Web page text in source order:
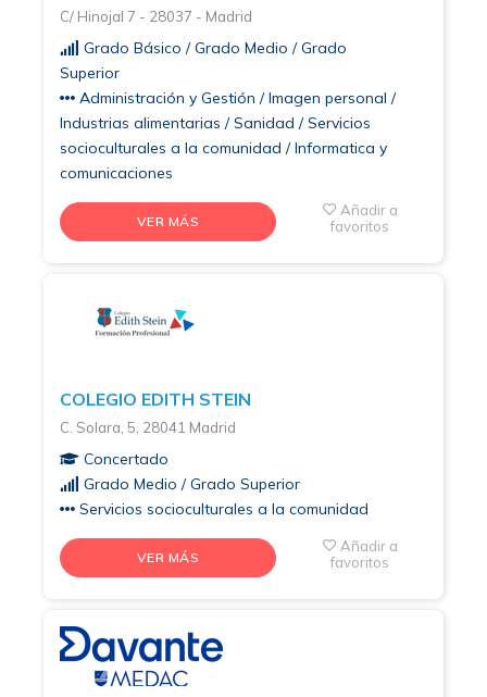
C/ Hinojal 7 - 28037 - Madrid
Grado Básico / Grado Medio / Grado
Superior
Administración y Gestión / Imagen personal /
Industrias alimentarias / Sanidad / Servicios
socioculturales a la comunidad / Informatica y
comunicaciones
VER MÁS
Añadir a
favoritos
COLEGIO EDITH STEIN
C. Solara, 5, 28041 Madrid
Concertado
Grado Medio / Grado Superior
Servicios socioculturales a la comunidad
VER MÁS
Añadir a
favoritos